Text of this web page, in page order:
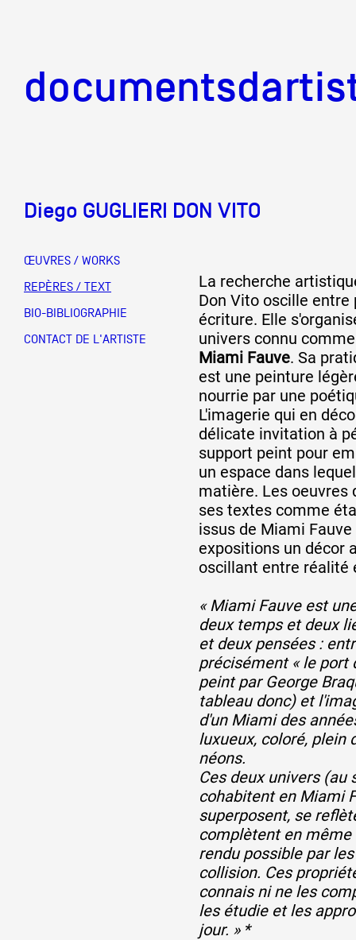
Mission
Équipe
Partenaires
Crédits
Actions
Documentation
Visites d'ateliers
Production vidéo
Formation
Événements
1% œuvres
public
Diego GUGLIERI DON VITO
ŒUVRES / WORKS
REPÈRES / TEXT
BIO-BIBLIOGRAPHIE
CONTACT DE L'ARTISTE
La recherche
Don Vito oscille entre
écriture. Elle
univers connu
Miami Fauve. Sa
est une peinture
nourrie par une
L'imagerie qui en
délicate invitation à
support peint pour
un espace dans
matière. Les oeuvres
ses textes comme
issus de Miami
expositions un décor
oscillant entre réalité
« Miami Fauve est
deux temps et deux
et deux pensées :
précisément « le port
peint par George
tableau donc) et
d'un Miami des
luxueux, coloré, plein
néons.
Ces deux univers (au
cohabitent en Miami
superposent, se
complètent en
rendu possible par
collision. Ces
connais ni ne les
les étudie et les
jour. » *